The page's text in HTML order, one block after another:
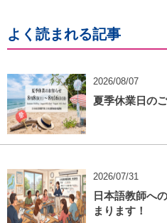
よく読まれる記事
2026/08/07
夏季休業日の
2026/07/31
日本語教師へ
まります！